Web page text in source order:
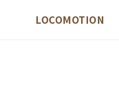
LOCOMOTION